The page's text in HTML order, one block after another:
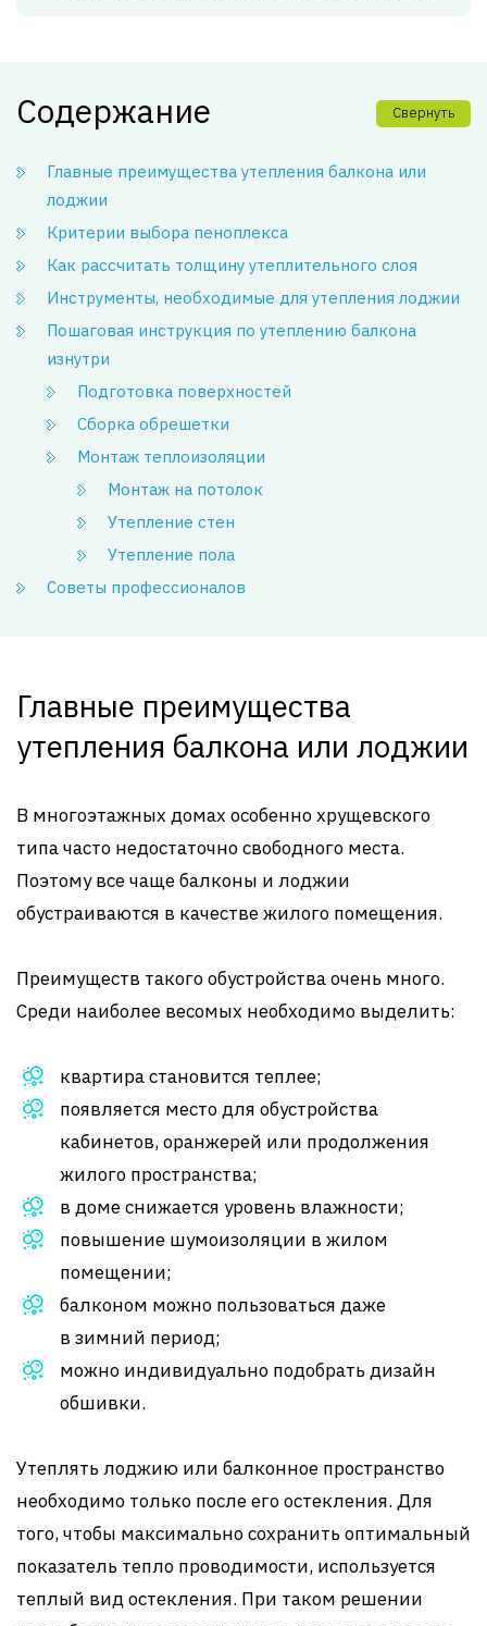
Содержание Свернуть
Главные преимущества утепления балкона или
лоджии
Критерии выбора пеноплекса
Как рассчитать толщину утеплительного слоя
Инструменты, необходимые для утепления лоджии
Пошаговая инструкция по утеплению балкона
изнутри
Подготовка поверхностей
Сборка обрешетки
Монтаж теплоизоляции
Монтаж на потолок
Утепление стен
Утепление пола
Советы профессионалов
Главные преимущества
утепления балкона или лоджии
В многоэтажных домах особенно хрущевского
типа часто недостаточно свободного места.
Поэтому все чаще балконы и лоджии
обустраиваются в качестве жилого помещения.
Преимуществ такого обустройства очень много.
Среди наиболее весомых необходимо выделить:
квартира становится теплее;
появляется место для обустройства
кабинетов, оранжерей или продолжения
жилого пространства;
в доме снижается уровень влажности;
повышение шумоизоляции в жилом
помещении;
балконом можно пользоваться даже
в зимний период;
можно индивидуально подобрать дизайн
обшивки.
Утеплять лоджию или балконное пространство
необходимо только после его остекления. Для
того, чтобы максимально сохранить оптимальный
показатель тепло проводимости, используется
теплый вид остекления. При таком решении